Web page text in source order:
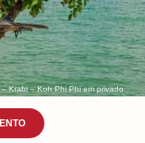
Krabi – Koh Phi Phi em privado